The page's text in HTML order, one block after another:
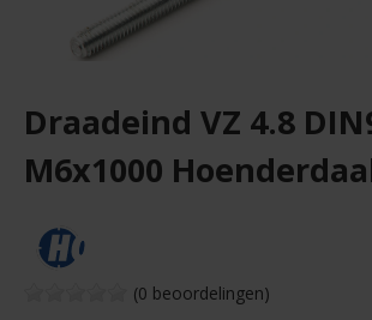
Draadeind VZ 4.8
M6x1000
(0 beoordelingen)